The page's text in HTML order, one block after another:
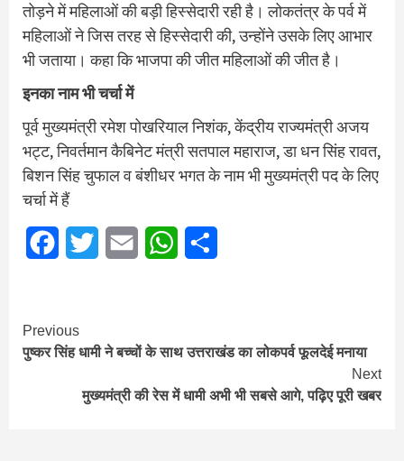
तोड़ने में महिलाओं की बड़ी हिस्सेदारी रही है। लोकतंत्र के पर्व में
महिलाओं ने जिस तरह से हिस्सेदारी की, उन्‍होंने उसके लिए आभार
भी जताया। कहा कि भाजपा की जीत महिलाओं की जीत है।
इनका नाम भी चर्चा में
पूर्व मुख्यमंत्री रमेश पोखरियाल निशंक, केंद्रीय राज्यमंत्री अजय
भट्ट, निवर्तमान कैबिनेट मंत्री सतपाल महाराज, डा धन सिंह रावत,
बिशन सिंह चुफाल व बंशीधर भगत के नाम भी मुख्यमंत्री पद के लिए
चर्चा में हैं
FacebookTwitter Email WhatsApp
Continue
Reading
Previous
पुष्कर सिंह धामी ने बच्‍चों के साथ उत्तराखंड का लोकपर्व फूलदेई मनाया
Next
मुख्यमंत्री की रेस में धामी अभी भी सबसे आगे, पढ़िए पूरी खबर